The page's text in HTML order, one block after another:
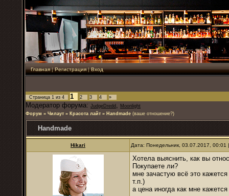
Главная|Регистрация|Вход
Страница 1 из 4 1 2 3 4 »
Модератор форума: JudgeDredd , Moonlight
Форум » Чилаут » Красота лайт » Handmade (ваше отношение?)
Handmade
Hikari Дата: Понедельник, 03.07.2017,
Хотела выяснить, как вы
Покупаете ли?
мне зачастую всё это
т.п.)
а цена иногда как мне